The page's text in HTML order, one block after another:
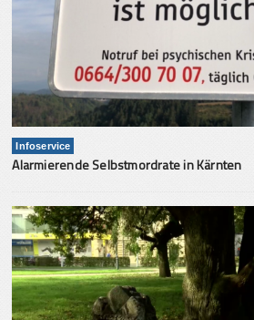
Infoservice
Alarmierende Selbstmordrate in Kärnten